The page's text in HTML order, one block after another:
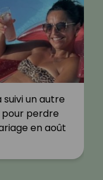
suivi un autre
pour perdre
en août